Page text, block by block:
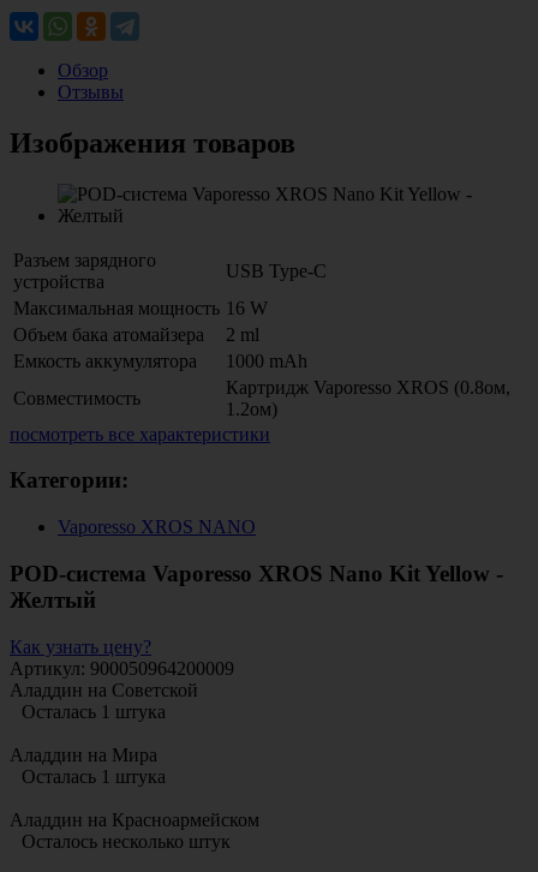
Обзор
Отзывы
Изображения товаров
Разъем зарядного
устройства
USB Type-C
Максимальная мощность 16 W
Объем бака атомайзера
2 ml
Емкость аккумулятора
1000 mAh
Совместимость
Картридж Vaporesso XROS (0.8ом,
1.2ом)
посмотреть все характеристики
Категории:
Vaporesso XROS NANO
POD-система Vaporesso XROS Nano Kit Yellow -
Желтый
Как узнать цену?
Артикул: 900050964200009
Аладдин на Советской
Осталась 1 штука
Аладдин на Мира
Осталась 1 штука
Аладдин на Красноармейском
Осталось несколько штук